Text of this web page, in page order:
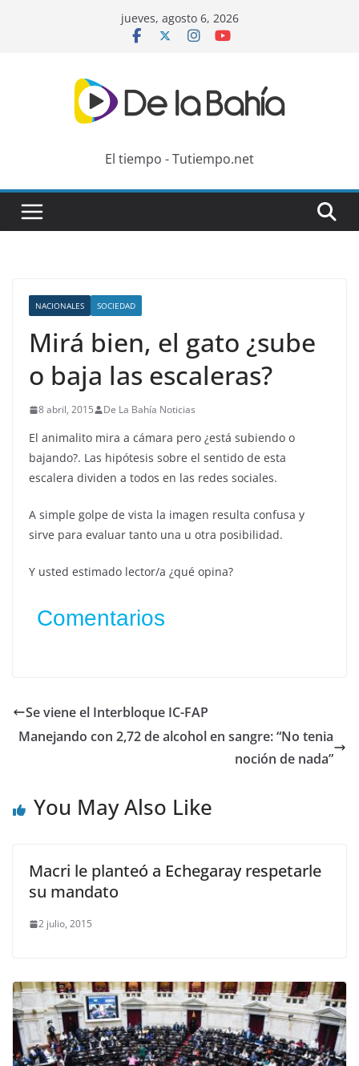
jueves, agosto 6, 2026
El tiempo - Tutiempo.net
NACIONALES SOCIEDAD
Mirá bien, el gato ¿sube
o baja las escaleras?
8 abril, 2015 De La Bahía Noticias
El animalito mira a cámara pero ¿está subiendo o
bajando?. Las hipótesis sobre el sentido de esta
escalera dividen a todos en las redes sociales.
A simple golpe de vista la imagen resulta confusa y
sirve para evaluar tanto una u otra posibilidad.
Y usted estimado lector/a ¿qué opina?
Comentarios
Se viene el Interbloque IC-FAP
Manejando con 2,72 de alcohol en sangre: “No tenia
noción de nada”
You May Also Like
Macri le planteó a Echegaray respetarle
su mandato
2 julio, 2015